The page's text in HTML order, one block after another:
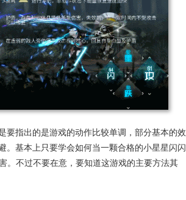
要指出的是游戏的动作比较单调，部分基本的效
。基本上只要学会如何当一颗合格的小星星闪闪
。不过不要在意，要知道这游戏的主要方法其